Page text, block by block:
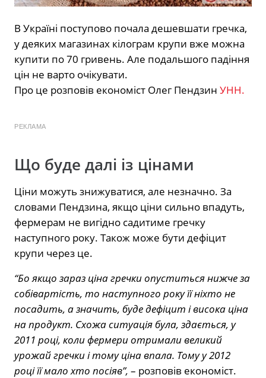
В Україні поступово почала дешевшати гречка,
у деяких магазинах кілограм крупи вже можна
купити по 70 гривень. Але подальшого падіння
цін не варто очікувати.
Про це розповів економіст Олег Пендзин УНН.
РЕКЛАМА
Що буде далі із цінами
Ціни можуть знижуватися, але незначно. За
словами Пендзина, якщо ціни сильно впадуть,
фермерам не вигідно садитиме гречку
наступного року. Також може бути дефіцит
крупи через це.
“Бо якщо зараз ціна гречки опуститься нижче за
собівартість, то наступного року її ніхто не
посадить, а значить, буде дефіцит і висока ціна
на продукт. Схожа ситуація була, здається, у
2011 році, коли фермери отримали великий
урожай гречки і тому ціна впала. Тому у 2012
році її мало хто посіяв”, – розповів економіст.